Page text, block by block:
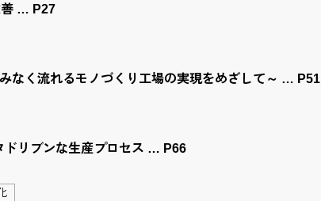
善 … P27
なく流れるモノづくり工場の実現をめざして～ … P51
ドリブンな生産プロセス … P66